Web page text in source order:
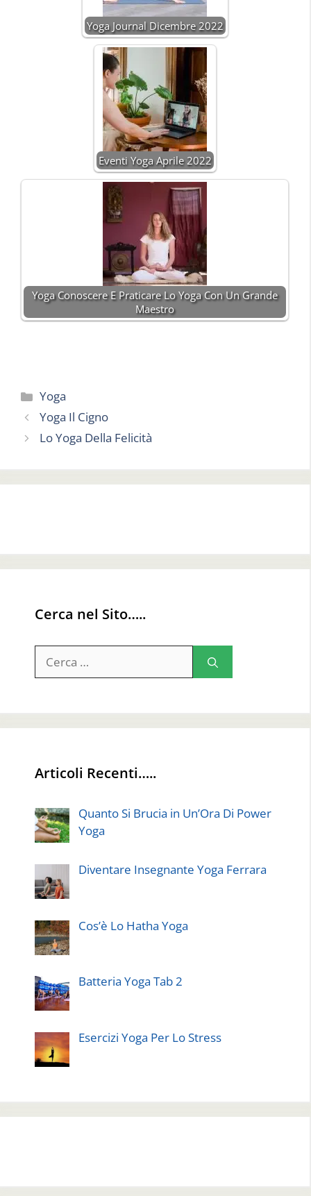
Yoga Journal Dicembre 2022
Eventi Yoga Aprile 2022
Yoga Conoscere E Praticare Lo Yoga Con Un Grande
Maestro
Categorie
Yoga
Yoga Il Cigno
Lo Yoga Della Felicità
Cerca nel Sito…..
per:
Articoli Recenti…..
Quanto Si Brucia in Un’Ora Di Power
Yoga
Diventare Insegnante Yoga Ferrara
Cos’è Lo Hatha Yoga
Batteria Yoga Tab 2
Esercizi Yoga Per Lo Stress